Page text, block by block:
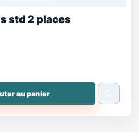
std 2 places
au panier